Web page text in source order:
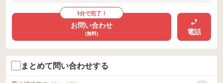
1分で完了！
お問い合わせ
(無料) 電話
まとめて問い合わせする